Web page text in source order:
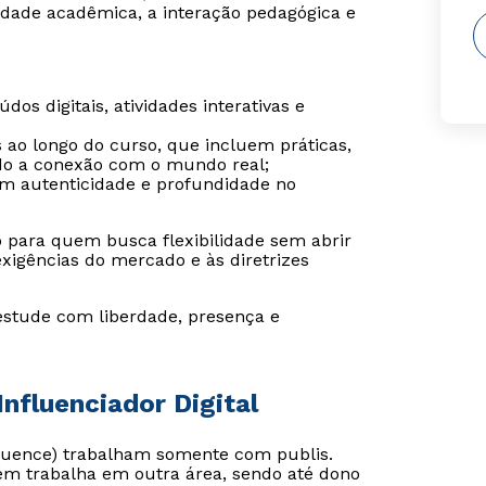
acadêmica, a interação pedagógica e
digitais, atividades interativas e
longo do curso, que incluem práticas,
a conexão com o mundo real;
autenticidade e profundidade no
para quem busca flexibilidade sem abrir
do mercado e às diretrizes
com liberdade, presença e
Digital
trabalham somente com publis.
trabalha em outra área, sendo até dono